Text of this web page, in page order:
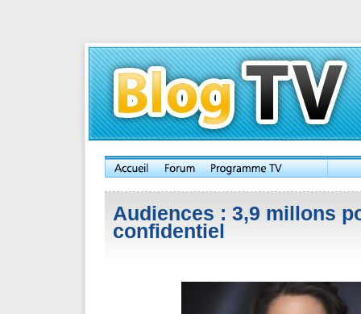
Audiences : 3,9 millons
confidentiel